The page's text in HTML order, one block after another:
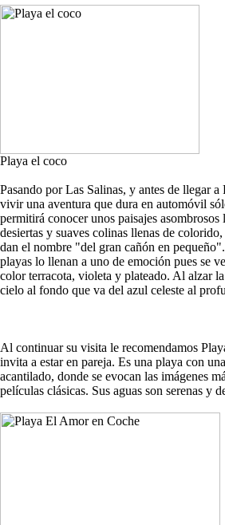
Playa el coco
Pasando por Las Salinas, y antes de llegar
vivir una aventura que dura en automóvil
permitirá conocer unos paisajes asombrosos
desiertas y suaves colinas llenas de
dan el nombre "del gran cañón en
playas lo llenan a uno de emoción pues se
color terracota, violeta y plateado. Al alzar
cielo al fondo que va del azul celeste al
Al continuar su visita le recomendamos
invita a estar en pareja. Es una playa con
acantilado, donde se evocan las imágenes
películas clásicas. Sus aguas son serenas y